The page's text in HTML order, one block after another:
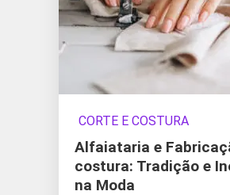
CORTE E COSTURA
Alfaiataria e
costura: Tradição e
na Moda